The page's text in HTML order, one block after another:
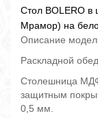
Стол BOLERO
Мрамор) на
Описание
Раскладной
Столешница
защитным
0,5 мм.